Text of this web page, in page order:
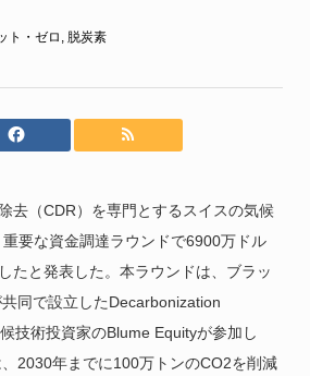
ト・ゼロ , 脱炭素
去（CDR）を専門とするスイスの気候
要な資金調達ラウンドで6900万ドル
たと発表した。本ラウンドは、ブラッ
同で設立したDecarbonization
技術投資家のBlume Equityが参加し
2030年までに100万トンのCO2を削減